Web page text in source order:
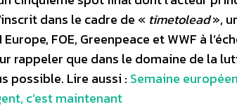
dans le cadre de « timetolead»,
FOE, Greenpeace et WWF à
rappeler que dans le domaine de la
possible. Lire aussi : Semaine
c’est maintenant